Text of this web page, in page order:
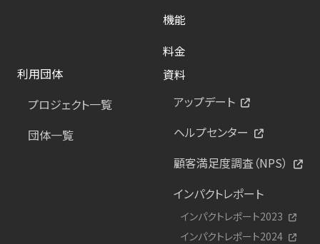
機能
料金
利用団体
プロジェクト一覧
団体一覧
資料
アップデート
ヘルプセンター
顧客満足度調査（NPS）
インパクトレポート
インパクトレポート2023
インパクトレポート2024